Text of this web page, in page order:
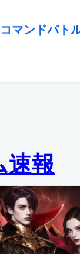
マンドバト
速報